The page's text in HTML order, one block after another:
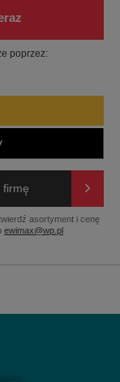
poprzez:
firmę
asortyment i cenę
ewimax@wp.pl